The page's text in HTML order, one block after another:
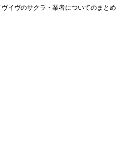
ヴイヴのサクラ・業者についてのまとめ